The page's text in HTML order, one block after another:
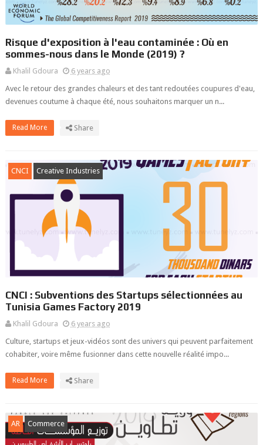
Risque d'exposition à l'eau contaminée : Où en
sommes-nous dans le Monde (2019) ?
Khalil Gdoura
6 years ago
Avec le retour des grandes chaleurs et des tant redoutées coupures d'eau,
devenues coutume à chaque été, nous souhaitons marquer un n...
Read More Share
CNCI Creative Industries
CNCI : Subventions des Startups sélectionnées au
Tunisia Games Factory 2019
Khalil Gdoura
6 years ago
Culture, startups et jeux-vidéos sont des univers qui peuvent parfaitement
cohabiter, voire même fusionner dans cette nouvelle réalité impo...
Read More Share
AR Commerce